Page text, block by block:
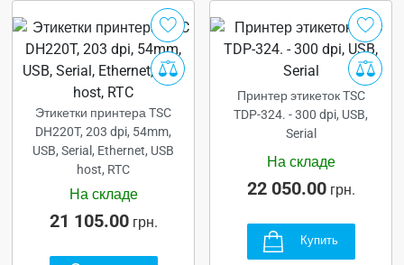
Этикетки принтера TSC
DH220T, 203 dpi, 54mm,
USB, Serial, Ethernet, USB
host, RTC
На складе
21 105.00грн.
Принтер этикеток TSC
TDP-324. - 300 dpi, USB,
Serial
На складе
22 050.00грн.
Купить